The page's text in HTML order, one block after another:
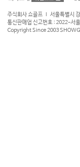
주식회사 쇼골프 l 서울특별시
통신판매업 신고번호 : 2022-
Copyright Since 2003